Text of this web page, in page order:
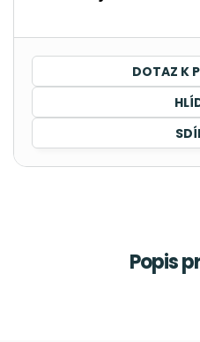
DOTAZ K
Popis